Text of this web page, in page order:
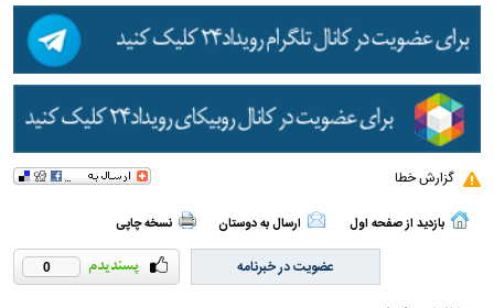
تن‌پوش در سریال کلاغ
گزارش خطا
ارسال به دوستان نسخه چاپی